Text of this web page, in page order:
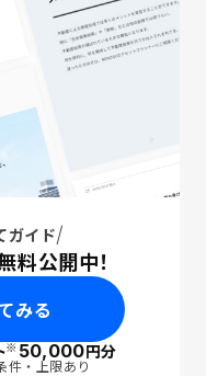
ガイド
料公開中！
みる
※50,000円分
件・上限あり